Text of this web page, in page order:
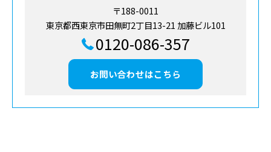
〒188-0011
東京都西東京市田無町2丁目13-21 加藤ビル101
0120-086-357
お問い合わせはこちら